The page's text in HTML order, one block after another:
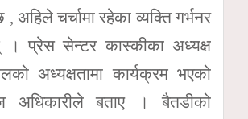
अहिले चर्चामा रहेका व्यक्ति गर्भनर
प्रेस सेन्टर कास्कीका अध्यक्ष
अध्यक्षतामा कार्यक्रम भएको
अधिकारीले बताए । बैतडीको